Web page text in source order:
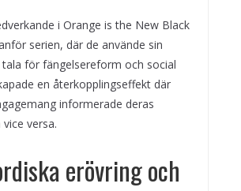
i Orange is the New Black
serien, där de använde sin
för fängelsereform och social
en återkopplingseffekt där
informerade deras
versa.
erövring och